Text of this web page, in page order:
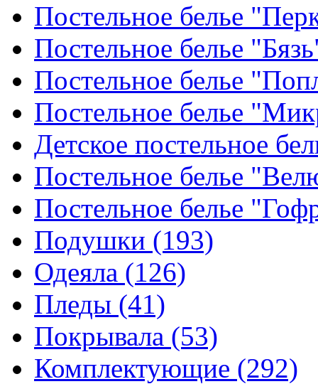
Постельное белье
Постельное белье
Постельное белье
Постельное белье
Детское постельное
Постельное белье
Постельное белье
Подушки (193)
Одеяла (126)
Пледы (41)
Покрывала (53)
Комплектующие (292)